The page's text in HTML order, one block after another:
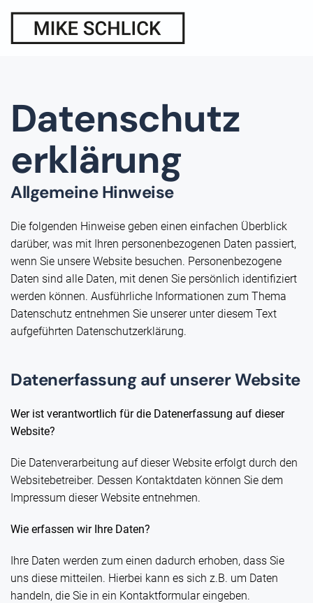
Zum Hauptinhalt springen
Datenschutz
erklärung
Allgemeine Hinweise
Die folgenden Hinweise geben einen einfachen Überblick
darüber, was mit Ihren personenbezogenen Daten passiert,
wenn Sie unsere Website besuchen. Personenbezogene
Daten sind alle Daten, mit denen Sie persönlich identifiziert
werden können. Ausführliche Informationen zum Thema
Datenschutz entnehmen Sie unserer unter diesem Text
aufgeführten Datenschutzerklärung.
Datenerfassung auf unserer Website
Wer ist verantwortlich für die Datenerfassung auf dieser
Website?
Die Datenverarbeitung auf dieser Website erfolgt durch den
Websitebetreiber. Dessen Kontaktdaten können Sie dem
Impressum dieser Website entnehmen.
Wie erfassen wir Ihre Daten?
Ihre Daten werden zum einen dadurch erhoben, dass Sie
uns diese mitteilen. Hierbei kann es sich z.B. um Daten
handeln, die Sie in ein Kontaktformular eingeben.